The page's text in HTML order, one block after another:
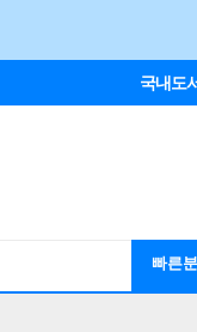
국내도
빠른